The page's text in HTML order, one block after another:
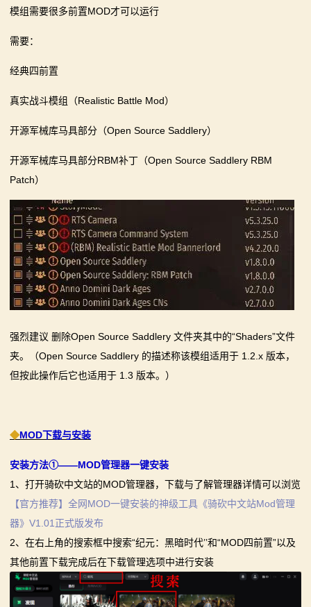
模组需要很多前置MOD才可以运行
需要：
经典四前置
真实战斗模组（Realistic Battle Mod）
开源军械库马具部分（Open Source Saddlery）
开源军械库马具部分RBM补丁（Open Source Saddlery RBM
Patch）
强烈建议 删除Open Source Saddlery 文件夹其中的“Shaders”文件
夹。（Open Source Saddlery 的描述称该模组适用于 1.2.x 版本，
但按此操作后它也适用于 1.3 版本。）
◆MOD下载与安装
安装方法①——MOD管理器一键安装
1、打开骑砍中文站的MOD管理器，下载与了解管理器详情可以浏览
【官方推荐】全网MOD一键安装的神级工具《骑砍中文站Mod管理
器》V1.01正式版发布
2、在右上角的搜索框中搜索“纪元：黑暗时代’’和“MOD四前置”以及
其他前置下载完成后在下载管理选项中进行安装